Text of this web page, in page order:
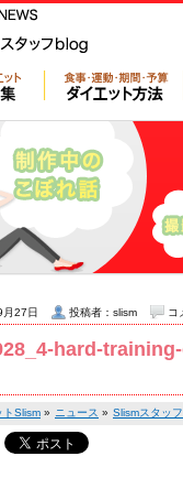
hard-
27日 投稿者：slism コ
トSlism » ニュース » Slismスタッ